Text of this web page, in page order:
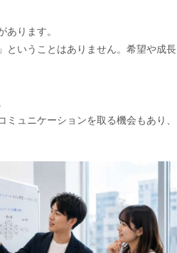
ります。
ということはありません。希望や成長
ュニケーションを取る機会もあり、